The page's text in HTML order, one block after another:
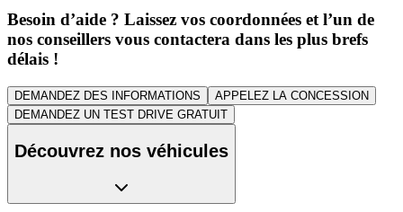
Besoin d’aide ? Laissez vos coordonnées et l’un de
nos conseillers vous contactera dans les plus brefs
délais !
DEMANDEZ DES INFORMATIONS
APPELEZ LA CONCESSION
DEMANDEZ UN TEST DRIVE GRATUIT
Découvrez nos véhicules